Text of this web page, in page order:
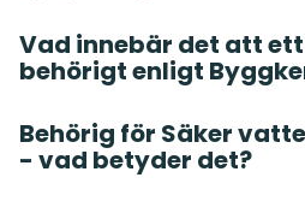
Vad innebär det att
behörigt enligt
Behörig för Säker
- vad betyder det?